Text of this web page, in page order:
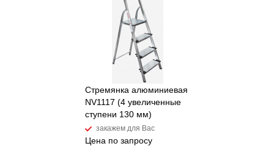
Стремянка алюминиевая
NV1117 (4 увеличенные
ступени 130 мм)
закажем для Вас
Цена по запросу